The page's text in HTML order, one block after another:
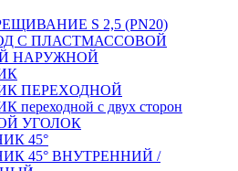
S 2,5 (PN20)
С ПЛАСТМАССОВОЙ
НАРУЖНОЙ
ПЕРЕXОДНОЙ
переходной с двух сторон
УГОЛОК
45°
45° ВНУТРЕННИЙ /